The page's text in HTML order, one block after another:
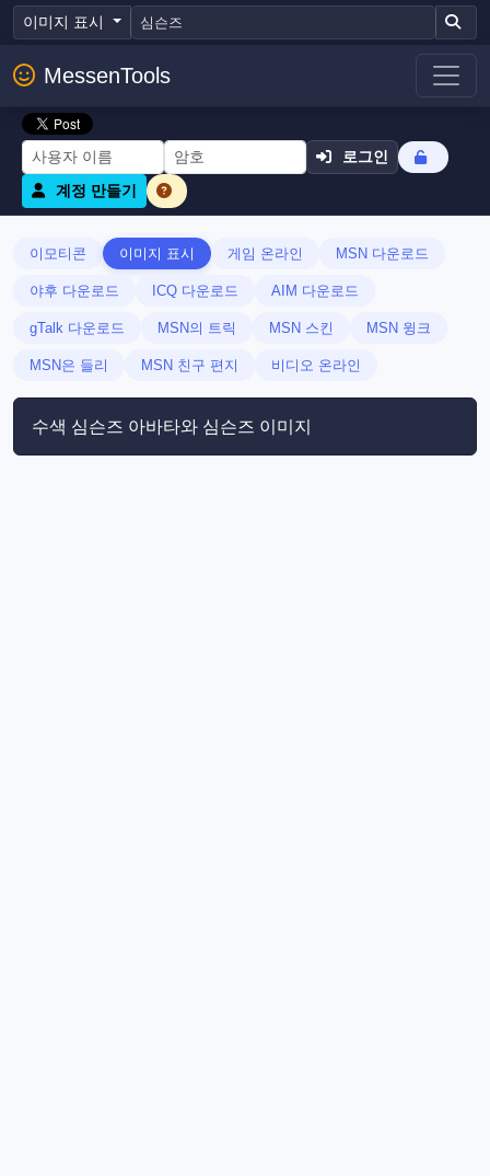
이미지 표시
MessenTools
로그인
계정 만들기
이모티콘 이미지 표시 게임 온라인 MSN 다운로드
야후 다운로드 ICQ 다운로드 AIM 다운로드
gTalk 다운로드 MSN의 트릭 MSN 스킨 MSN 윙크
MSN은 들리 MSN 친구 편지 비디오 온라인
수색 심슨즈 아바타와 심슨즈 이미지